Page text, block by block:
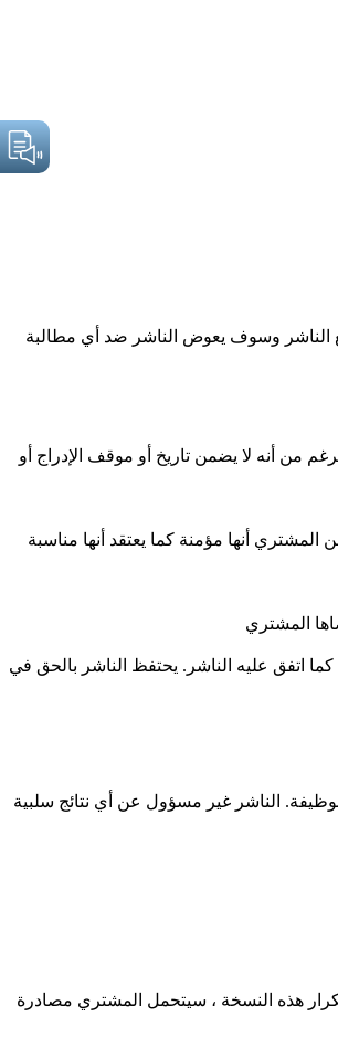
الناشر وسوف يعوض الناشر ضد أي مطالبة
من أنه لا يضمن تاريخ أو موقف الإدراج أو
أنها مؤمنة كما يعتقد أنها مناسبة
المشتري
كما اتفق عليه الناشر. يحتفظ الناشر بالحق في
الناشر غير مسؤول عن أي نتائج سلبية
تكرار هذه النسخة ، سيتحمل المشتري مصادرة